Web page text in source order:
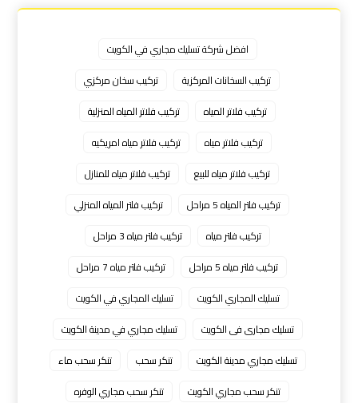
افضل شركة تسليك مجاري في الكويت
تركيب السخانات المركزية
تركيب سخان مركزي
تركيب فلاتر المياه
تركيب فلاتر المياه المنزلية
تركيب فلاتر مياه
تركيب فلاتر مياه امريكيه
تركيب فلاتر مياه للبيع
تركيب فلاتر مياه للمنازل
تركيب فلتر المياه 5 مراحل
تركيب فلتر المياه المنزلي
تركيب فلتر مياه
تركيب فلتر مياه 3 مراحل
تركيب فلتر مياه 5 مراحل
تركيب فلتر مياه 7 مراحل
تسليك المجاري الكويت
تسليك المجاري في الكويت
تسليك مجارى فى الكويت
تسليك مجاري في مدينة الكويت
تسليك مجاري مدينة الكويت
تنكر سحب
تنكر سحب ماء
تنكر سحب مجاري الكويت
تنكر سحب مجاري الوفره